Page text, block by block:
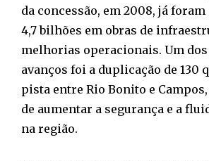
da concessão, em 2008, já
4,7 bilhões em obras de
melhorias operacionais. Um
avanços foi a duplicação de 130
pista entre Rio Bonito e
de aumentar a segurança e a
na região.